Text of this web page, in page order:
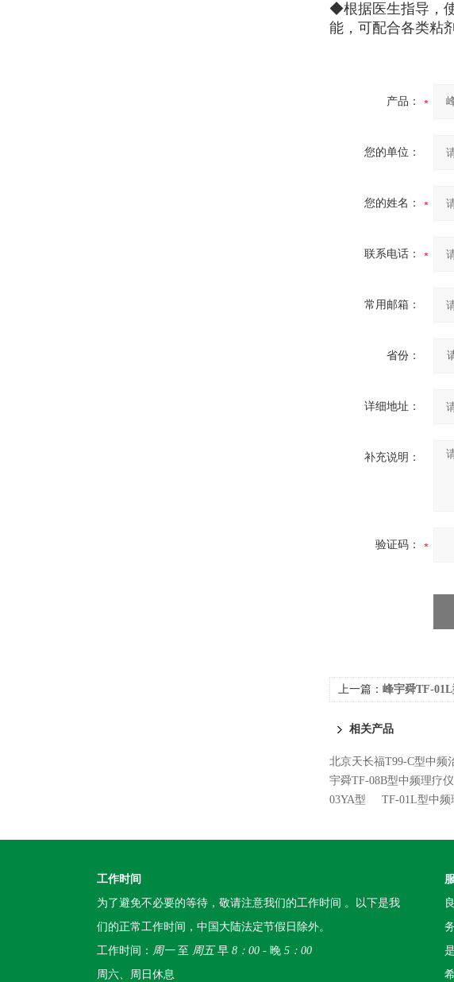
◆根据医生指导，
能，可配合各类粘
产品：
您的单位：
您的姓名：
联系电话：
常用邮箱：
省份：
详细地址：
补充说明：
验证码：
上一篇： 峰宇舜TF-
相关产品
北京天长福T99-C型中频
宇舜TF-08B型中频理疗仪
03YA型
TF-01L型中频
工作时间
为了避免不必要的等待，敬请注意我们的工作时间 。以下是我
们的正常工作时间，中国大陆法定节假日除外。
工作时间： 周一至 周五早 8：00 - 晚 5：00
周六、周日休息